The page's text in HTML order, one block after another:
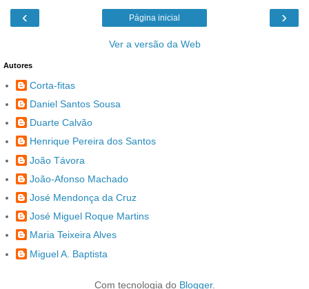
‹ ›
Página inicial
Ver a versão da Web
Autores
Corta-fitas
Daniel Santos Sousa
Duarte Calvão
Henrique Pereira dos Santos
João Távora
João-Afonso Machado
José Mendonça da Cruz
José Miguel Roque Martins
Maria Teixeira Alves
Miguel A. Baptista
Com tecnologia do Blogger.